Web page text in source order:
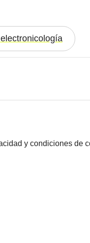
y condiciones de